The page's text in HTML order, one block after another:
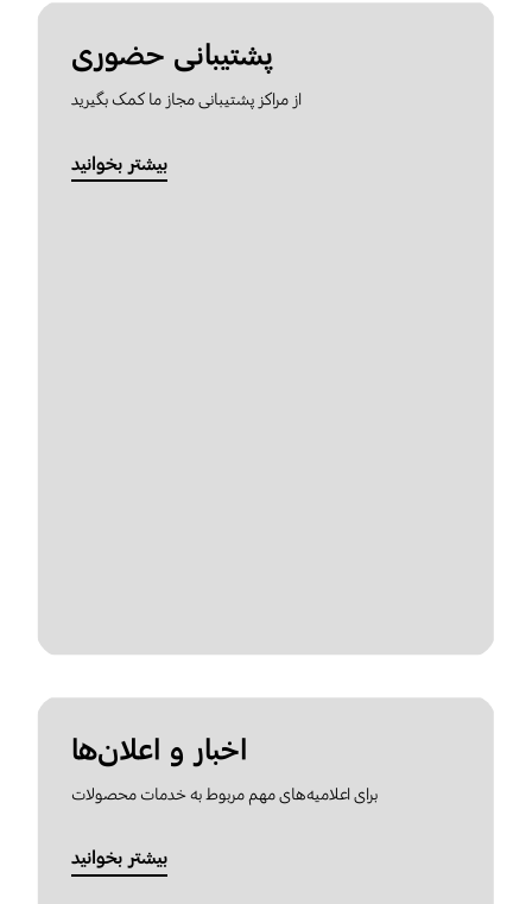
پشتیبانی حضوری
از مراکز پشتیبانی مجاز ما کمک بگیرید
بیشتر بخوانید
اخبار و اعلان‌ها
برای اعلامیه‌های مهم مربوط به خدمات محصولات
بیشتر بخوانید